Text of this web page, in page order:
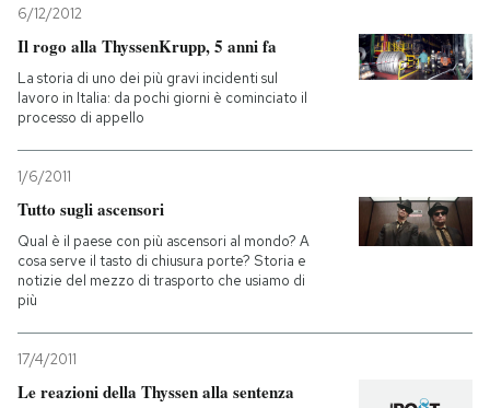
6/12/2012
Il rogo alla ThyssenKrupp, 5 anni fa
La storia di uno dei più gravi incidenti sul
lavoro in Italia: da pochi giorni è cominciato il
processo di appello
1/6/2011
Tutto sugli ascensori
Qual è il paese con più ascensori al mondo? A
cosa serve il tasto di chiusura porte? Storia e
notizie del mezzo di trasporto che usiamo di
più
17/4/2011
Le reazioni della Thyssen alla sentenza